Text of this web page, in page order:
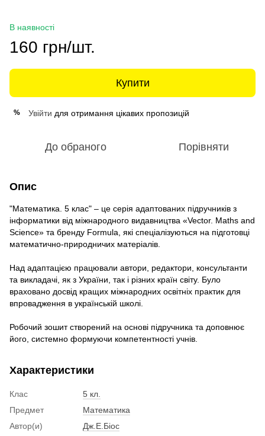
В наявності
160 грн/шт.
Купити
% Увійти для отримання цікавих пропозицій
До обраного Порівняти
Опис
"Математика. 5 клас" – це серія адаптованих підручників з
інформатики від міжнародного видавництва «Vector. Maths and
Science» та бренду Formula, які спеціалізуються на підготовці
математично-природничих матеріалів.
Над адаптацією працювали автори, редактори, консультанти
та викладачі, як з України, так і різних країн світу. Було
враховано досвід кращих міжнародних освітніх практик для
впровадження в українській школі.
Робочий зошит створений на основі підручника та доповнює
його, системно формуючи компетентності учнів.
Характеристики
Клас
5 кл.
Предмет
Математика
Автор(и)
Дж.Е.Біос